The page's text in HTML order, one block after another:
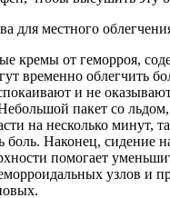
для местного
кремы от геморроя,
временно облегчить
и не
пакет со
на несколько минут,
боль. Наконец, сидение
помогает
узлов и